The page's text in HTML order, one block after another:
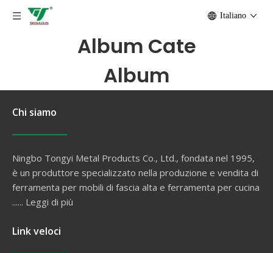
Italiano
Album Cate
Album
Chi siamo
Ningbo Tongyi Metal Products Co., Ltd., fondata nel 1995,
è un produttore specializzato nella produzione e vendita di
ferramenta per mobili di fascia alta e ferramenta per cucina
...... Leggi di più
Link veloci